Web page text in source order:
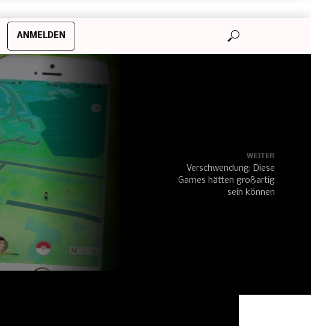
ANMELDEN
WEITER
Verschwendung: Diese
Games hätten großartig
sein können